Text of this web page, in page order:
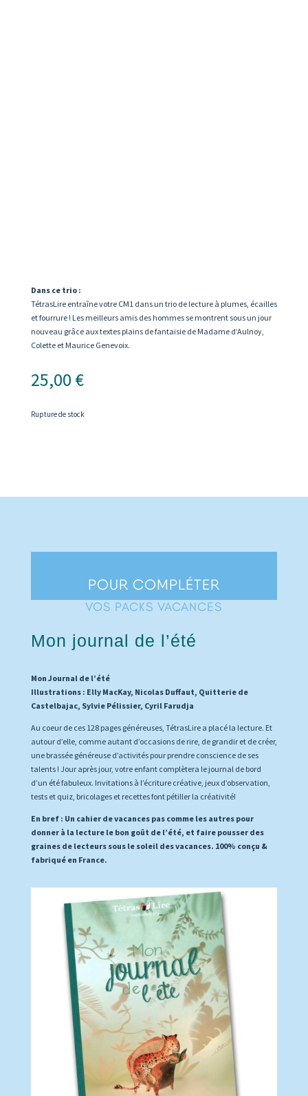
Dans ce trio :
TétrasLire entraîne votre CM1 dans un trio de lecture à plumes, écailles
et fourrure ! Les meilleurs amis des hommes se montrent sous un jour
nouveau grâce aux textes plains de fantaisie de Madame d’Aulnoy,
Colette et Maurice Genevoix.
25,00 €
Rupture de stock
POUR COMPLÉTER
VOS PACKS VACANCES
Mon journal de l’été
Mon Journal de l’été
Illustrations : Elly MacKay, Nicolas Duffaut, Quitterie de
Castelbajac, Sylvie Pélissier, Cyril Farudja
Au coeur de ces 128 pages généreuses, TétrasLire a placé la lecture. Et
autour d’elle, comme autant d’occasions de rire, de grandir et de créer,
une brassée généreuse d’activités pour prendre conscience de ses
talents ! Jour après jour, votre enfant complètera le journal de bord
d’un été fabuleux. Invitations à l’écriture créative, jeux d’observation,
tests et quiz, bricolages et recettes font pétiller la créativité!
En bref : Un cahier de vacances pas comme les autres pour
donner à la lecture le bon goût de l’été, et faire pousser des
graines de lecteurs sous le soleil des vacances. 100% conçu &
fabriqué en France.